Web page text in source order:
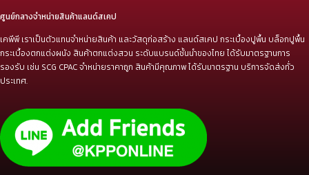
ศูนย์กลางจำหน่ายสินค้าแลนด์สเคป
เคพีพี เราเป็นตัวแทนจำหน่ายสินค้า และวัสดุก่อสร้าง แลนด์สเคป กระเบื้องปูพื้น บล็อกปูพื้น
กระเบื้องตกแต่งผนัง สินค้าตกแต่งสวน ระดับแบรนด์ชั้นนำของไทย ได้รับมาตรฐานการ
รองรับ เช่น SCG CPAC จำหน่ายราคาถูก สินค้ามีคุณภาพ ได้รับมาตรฐาน บริการจัดส่งทั่ว
ประเทศ.